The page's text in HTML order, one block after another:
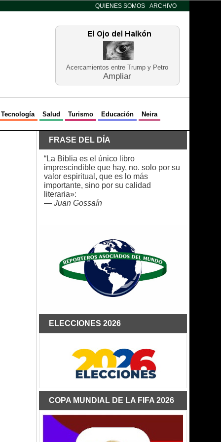
QUIENES SOMOS ARCHIVO
Acercamientos entre Trump y Petro
Ampliar
Tecnología Salud Turismo Educación Neira
FRASE DEL DÍA
“La Biblia es el único libro
imprescindible que hay, no. solo por su
valor espiritual, que es lo más
importante, sino por su calidad
literaria»:
— Juan Gossaín
ELECCIONES 2026
COPA MUNDIAL DE LA FIFA 2026